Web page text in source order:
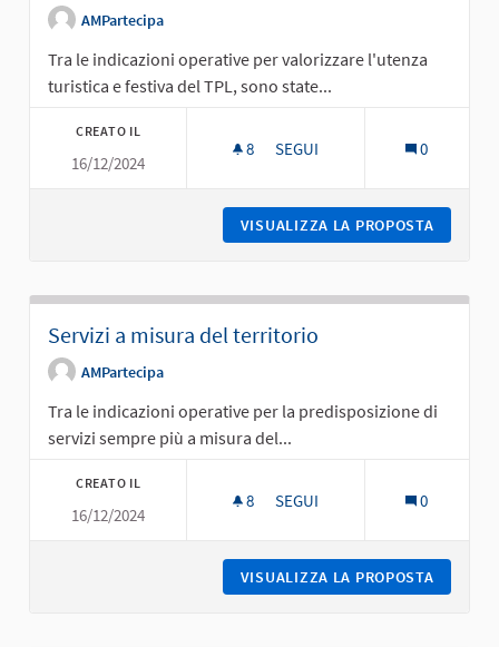
AMPartecipa
Tra le indicazioni operative per valorizzare l'utenza
turistica e festiva del TPL, sono state...
CREATO IL
16/12/2024
8 8 SOSTENITORI
SEGUI 0
VISUALIZZA LA PROPOSTA
Servizi a misura del territorio
AMPartecipa
Tra le indicazioni operative per la predisposizione di
servizi sempre più a misura del...
CREATO IL
16/12/2024
8 8 SOSTENITORI
SEGUI 0
VISUALIZZA LA PROPOSTA